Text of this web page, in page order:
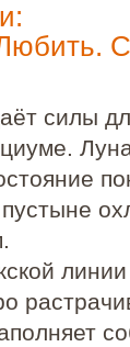
силы
линии